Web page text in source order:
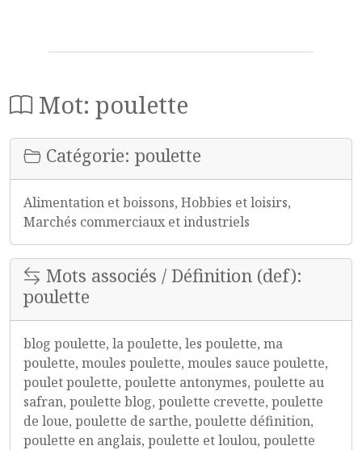
Mot: poulette
Catégorie: poulette
Alimentation et boissons, Hobbies et loisirs,
Marchés commerciaux et industriels
Mots associés / Définition (def):
poulette
blog poulette, la poulette, les poulette, ma
poulette, moules poulette, moules sauce poulette,
poulet poulette, poulette antonymes, poulette au
safran, poulette blog, poulette crevette, poulette
de loue, poulette de sarthe, poulette définition,
poulette en anglais, poulette et loulou, poulette